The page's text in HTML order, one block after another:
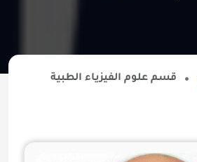
قسم علوم الفيزياء الطبية